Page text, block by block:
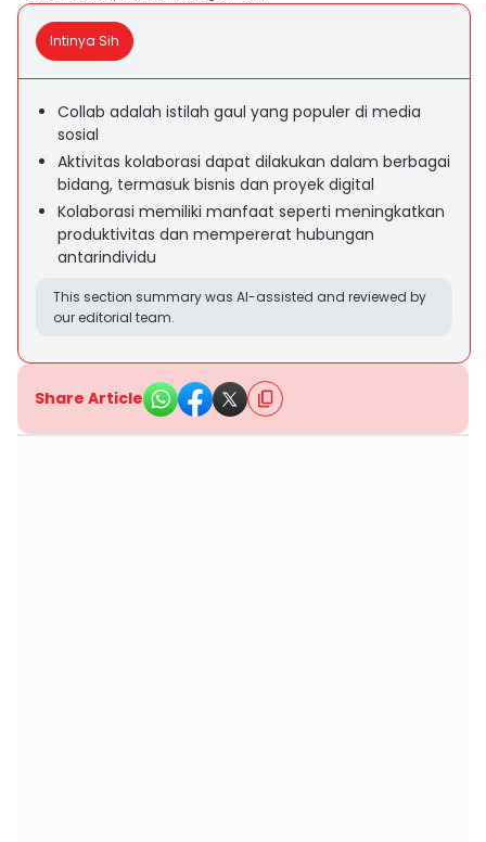
Intinya Sih
Collab adalah istilah gaul yang populer di media
sosial
Aktivitas kolaborasi dapat dilakukan dalam berbagai
bidang, termasuk bisnis dan proyek digital
Kolaborasi memiliki manfaat seperti meningkatkan
produktivitas dan mempererat hubungan
antarindividu
This section summary was AI-assisted and reviewed by
our editorial team.
Share Article